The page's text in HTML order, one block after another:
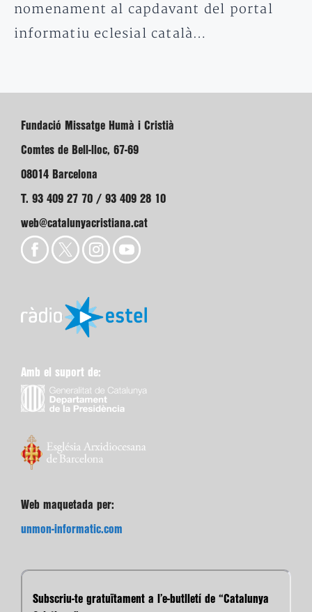
nomenament al capdavant del portal
informatiu eclesial català…
Fundació Missatge Humà i Cristià
Comtes de Bell-lloc, 67-69
08014 Barcelona
T. 93 409 27 70 / 93 409 28 10
web@catalunyacristiana.cat
Amb el suport de:
Web maquetada per:
unmon-informatic.com
Subscriu-te gratuïtament a l’e-butlletí de “Catalunya